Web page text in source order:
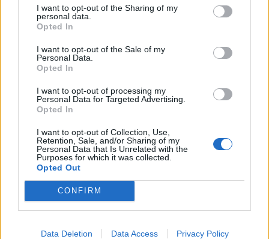
I want to opt-out of the Sharing of my
personal data.
Opted In
I want to opt-out of the Sale of my
Personal Data.
Opted In
I want to opt-out of processing my
Personal Data for Targeted Advertising.
Opted In
I want to opt-out of Collection, Use,
Retention, Sale, and/or Sharing of my
Personal Data that Is Unrelated with the
Purposes for which it was collected.
Opted Out
CONFIRM
Data Deletion Data Access Privacy Policy
«Il boemo sta cambiando. E fa
bene»
«Silvio? Lo vedrei bene sulla
panchina del Milan»
02/12/2012
Il tecnico duro «Mauro deve
curarsi bene»
02/12/2012